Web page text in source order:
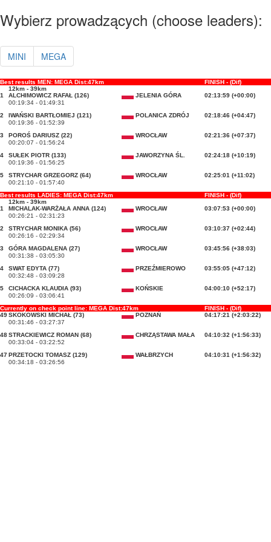
Wybierz prowadzących (choose leaders):
MINI MEGA
Best results MEN: MEGA Dist:47km
FINISH - (Dif)
12km - 39km
1
ALCHIMOWICZ RAFAŁ (126) JELENIA GÓRA
02:13:59 (+00:00)
00:19:34 - 01:49:31
2
IWAŃSKI BARTŁOMIEJ (121) POLANICA ZDRÓJ
02:18:46 (+04:47)
00:19:36 - 01:52:39
3
POROŚ DARIUSZ (22) WROCŁAW
02:21:36 (+07:37)
00:20:07 - 01:56:24
4
SUŁEK PIOTR (133) JAWORZYNA ŚL.
02:24:18 (+10:19)
00:19:36 - 01:56:25
5
STRYCHAR GRZEGORZ (64) WROCŁAW
02:25:01 (+11:02)
00:21:10 - 01:57:40
Best results LADIES: MEGA Dist:47km
FINISH - (Dif)
12km - 39km
1
MICHALAK-WARŻAŁA ANNA (124) WROCŁAW
03:07:53 (+00:00)
00:26:21 - 02:31:23
2
STRYCHAR MONIKA (56) WROCŁAW
03:10:37 (+02:44)
00:26:16 - 02:29:34
3
GÓRA MAGDALENA (27) WROCŁAW
03:45:56 (+38:03)
00:31:38 - 03:05:30
4
SWAT EDYTA (77) PRZEŹMIEROWO
03:55:05 (+47:12)
00:32:48 - 03:09:28
5
CICHACKA KLAUDIA (93) KOŃSKIE
04:00:10 (+52:17)
00:26:09 - 03:06:41
Currently on check point line: MEGA Dist:47km
FINISH - (Dif)
49SKOKOWSKI MICHAŁ (73) POZNAŃ
04:17:21 (+2:03:22)
00:31:46 - 03:27:37
48STRACKIEWICZ ROMAN (68) CHRZĄSTAWA MAŁA
04:10:32 (+1:56:33)
00:33:04 - 03:22:52
47PRZETOCKI TOMASZ (129) WAŁBRZYCH
04:10:31 (+1:56:32)
00:34:18 - 03:26:56